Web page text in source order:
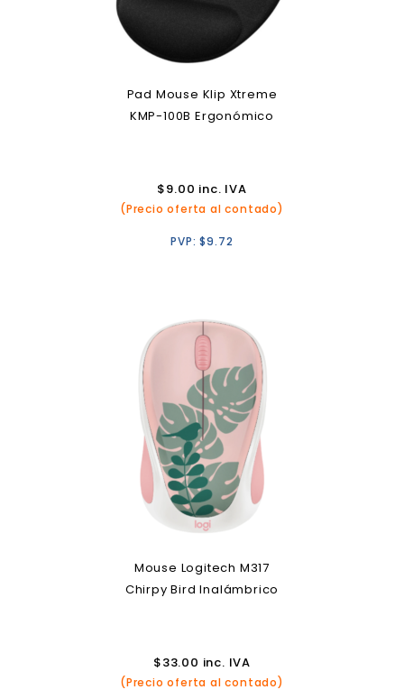
Pad Mouse Klip Xtreme
KMP-100B Ergonómico
$9.00 inc. IVA
(Precio oferta al contado)
PVP:$9.72
Mouse Logitech M317
Chirpy Bird Inalámbrico
$33.00 inc. IVA
(Precio oferta al contado)